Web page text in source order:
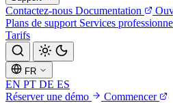
Contactez-nous Documentation
Plans de support Services
Tarifs
FR
EN PT DE ES
Réserver une démo
Commencer